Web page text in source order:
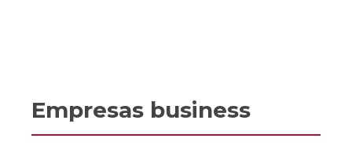
Empresas business